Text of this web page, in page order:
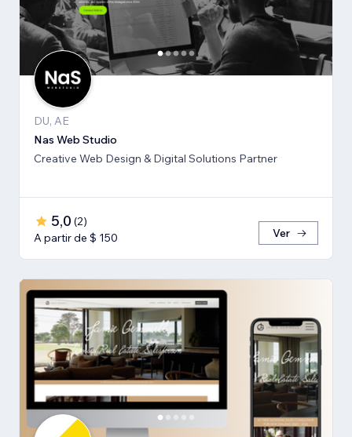
DU, AE
Nas Web Studio
Creative Web Design & Digital Solutions Partner
5,0 (2)
A partir de $ 150
Ver